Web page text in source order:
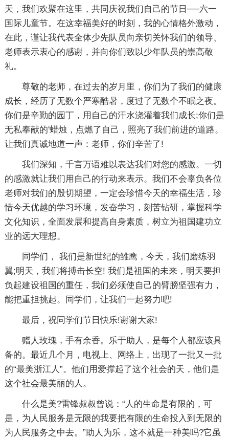
天，我们欢聚在这里，共同庆祝我们自己的节日──六一
国际儿童节。在这幸福美好的时刻，我的心情格外激动，
在此，谨让我代表全体少先队员向亲切关怀我们的领导、
老师表示衷心的感谢，并向你们致以少年队员的崇高敬
礼。
尊敬的老师，在过去的岁月里，你们为了我们的健康
成长，经历了无数个严寒酷暑，度过了无数个不眠之夜。
你们是辛勤的园丁，用自己的汗水浇灌着我们成长;你们是
无私奉献的'蜡烛，点燃了自己，照亮了我们前进的道路。
让我们真诚地道一声：老师，你们辛苦了!
我们深知，千言万语难以表达我们对您的感激。一切
的感激就让我们用自己的行动来表示。我们不会辜负各位
老师对我们的殷切期望，一定会珍惜今天的幸福生活，珍
惜今天优越的学习环境，发奋学习，刻苦钻研，掌握科学
文化知识，全面发展和提高自身素质，树立为祖国建功立
业的远大理想。
同学们， 我们是新世纪的雏鹰，今天，我们磨练羽
翼;明天，我们将搏击长空! 我们是祖国的未来，明天要担
负起建设祖国的重任，我们必须使自己的臂膀坚强有力，
能把重担挑起。同学们，让我们一起努力吧!
最后，祝同学们节日快乐!谢谢大家!
赠人玫瑰，手有余香。乐于助人，是每个人都应该具
备的。最近几个月，电视上、网络上，出现了一批又一批
的“最美浙江人”。他们用爱撑起了这个社会的天，他们是
这个社会最美丽的人。
什么是美?雷锋叔叔曾说：“人的生命是有限的，可
是，为人民服务是无限的我要把有限的生命投入到无限的
为人民服务之中去。”助人为乐，这不就是一种美吗?它虽